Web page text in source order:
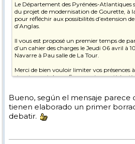
Le Département des Pyrénées-Atlantiques
du projet de modernisation de Gourette, à
pour réfléchir aux possibilités d’extension
d’Anglas.
Il vous est proposé un premier temps de
d’un cahier des charges le Jeudi 06 avril à
Navarre à Pau salle de La Tour.
Merci de bien vouloir limiter vos présences
structures et de confirmer votre
Comptant sur votre présence,
Recevez, Madame, Monsieur, mes cordiales
Bueno, según el mensaje parece
tienen elaborado un primer
debatir.